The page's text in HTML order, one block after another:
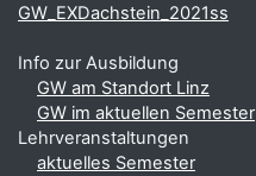
GW_EXDachstein_2021ss
Info zur Ausbildung
GW am Standort Linz
GW im aktuellen Semester
Lehrveranstaltungen
aktuelles Semester